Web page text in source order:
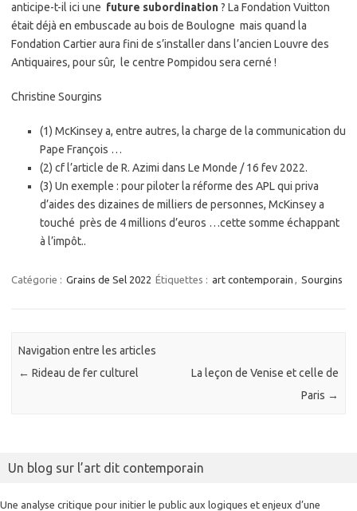
anticipe-t-il ici une future subordination? La Fondation Vuitton
était déjà en embuscade au bois de Boulogne mais quand la
Fondation Cartier aura fini de s’installer dans l’ancien Louvre des
Antiquaires, pour sûr, le centre Pompidou sera cerné !
Christine Sourgins
(1) McKinsey a, entre autres, la charge de la communication du
Pape François …
(2) cf l’article de R. Azimi dans Le Monde / 16 fev 2022.
(3) Un exemple : pour piloter la réforme des APL qui priva
d’aides des dizaines de milliers de personnes, McKinsey a
touché près de 4 millions d’euros …cette somme échappant
à l’impôt..
Catégorie : Grains de Sel 2022 Étiquettes : art contemporain , Sourgins
Navigation entre les articles
← Rideau de fer culturel
La leçon de Venise et celle de
Paris →
Un blog sur l’art dit contemporain
Une analyse critique pour initier le public aux logiques et enjeux d’une